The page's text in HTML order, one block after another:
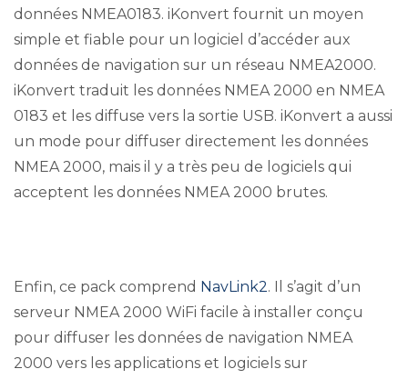
données NMEA0183. iKonvert fournit un moyen
simple et fiable pour un logiciel d’accéder aux
données de navigation sur un réseau NMEA2000.
iKonvert traduit les données NMEA 2000 en NMEA
0183 et les diffuse vers la sortie USB. iKonvert a aussi
un mode pour diffuser directement les données
NMEA 2000, mais il y a très peu de logiciels qui
acceptent les données NMEA 2000 brutes.
Enfin, ce pack comprend NavLink2. Il s’agit d’un
serveur NMEA 2000 WiFi facile à installer conçu
pour diffuser les données de navigation NMEA
2000 vers les applications et logiciels sur